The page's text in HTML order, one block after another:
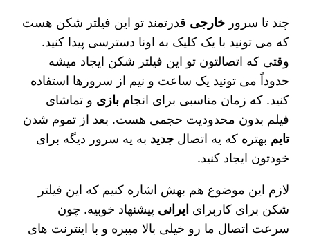
چند تا سرورخارجی قدرتمند تو این فیلتر شکن هست
که می‌ تونید با یک کلیک به اونا دسترسی پیدا کنید.
وقتی که اتصالتون تو این فیلتر شکن ایجاد میشه
حدوداً می‌ تونید یک ساعت و نیم از سرورها استفاده
کنید. که زمان مناسبی برای انجامبازی و تماشای
فیلم بدون محدودیت حجمی هست. بعد از تموم شدن
تایم بهتره که یه اتصالجدید به یه سرور دیگه برای
خودتون ایجاد کنید.
لازم این موضوع هم بهش اشاره کنیم که این فیلتر
شکن برای کاربرای ایرانی پیشنهاد خوبیه. چون
سرعت اتصال ما رو خیلی بالا میبره و با اینترنت‌ های